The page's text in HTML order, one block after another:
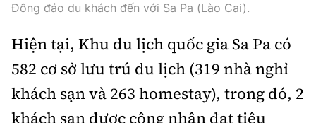
Đông đảo du khách đến với Sa Pa (Lào Cai).
Hiện tại, Khu du lịch quốc gia Sa Pa có
582 cơ sở lưu trú du lịch (319 nhà nghỉ
khách sạn và 263 homestay), trong đó, 2
khách sạn được công nhận đạt tiêu